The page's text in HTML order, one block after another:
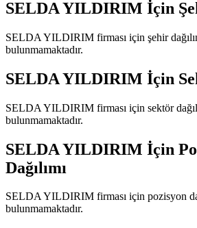
SELDA YILDIRIM İçin
SELDA YILDIRIM firması için şehir
bulunmamaktadır.
SELDA YILDIRIM İçin
SELDA YILDIRIM firması için sektör
bulunmamaktadır.
SELDA YILDIRIM İçin
Dağılımı
SELDA YILDIRIM firması için pozisyon
bulunmamaktadır.